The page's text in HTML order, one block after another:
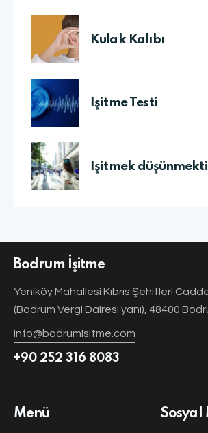
Kulak Kalıbı
İşitme Testi
İşitmek
Bodrum İşitme
Yeniköy Mahallesi Kıbrıs Şehitleri
(Bodrum Vergi Dairesi yanı), 48400
info@bodrumisitme.com
+90 252 316 8083
Menü Sosyal